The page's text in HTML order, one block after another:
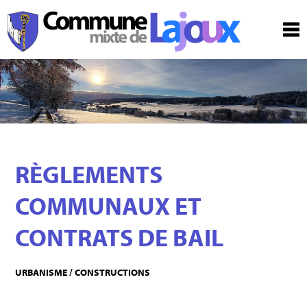
RÈGLEMENTS
COMMUNAUX ET
CONTRATS DE BAIL
URBANISME / CONSTRUCTIONS